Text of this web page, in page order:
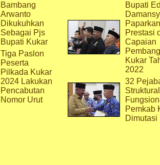
Bambang
Arwanto
Dikukuhkan
Sebagai Pjs
Bupati Kukar
Tiga Paslon
Peserta
Pilkada Kukar
2024 Lakukan
Pencabutan
Nomor Urut
Bupati
Paparkan
Prestasi
Capaian
Kukar
2022
32
Pemkab
Dimutasi